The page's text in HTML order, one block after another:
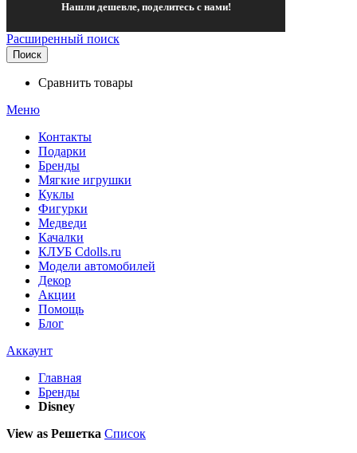
Нашли дешевле, поделитесь с нами!
Расширенный поиск
Поиск
Сравнить товары
Меню
Контакты
Подарки
Бренды
Мягкие игрушки
Куклы
Фигурки
Медведи
Качалки
КЛУБ Cdolls.ru
Модели автомобилей
Декор
Акции
Помощь
Блог
Аккаунт
Главная
Бренды
Disney
View as Решетка Список